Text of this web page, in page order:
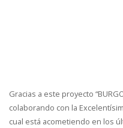
Gracias a este proyecto
colaborando con la
cual está acometiendo en los